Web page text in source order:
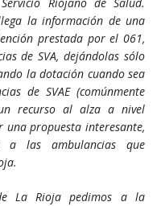
la información de una
prestada por el 061,
de SVA, dejándolas sólo
la dotación cuando sea
de SVAE (comúnmente
recurso al alza a nivel
una propuesta interesante,
a las ambulancias que
La Rioja pedimos a la